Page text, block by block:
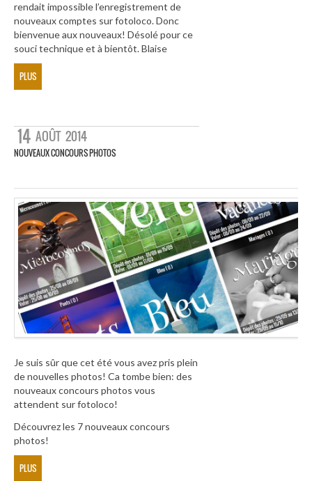
rendait impossible l’enregistrement de
nouveaux comptes sur fotoloco. Donc
bienvenue aux nouveaux! Désolé pour ce
souci technique et à bientôt. Blaise
PLUS
14 AOÛT 2014
NOUVEAUX CONCOURS PHOTOS
Je suis sûr que cet été vous avez pris plein
de nouvelles photos! Ca tombe bien: des
nouveaux concours photos vous
attendent sur fotoloco!
Découvrez les 7 nouveaux concours
photos!
PLUS